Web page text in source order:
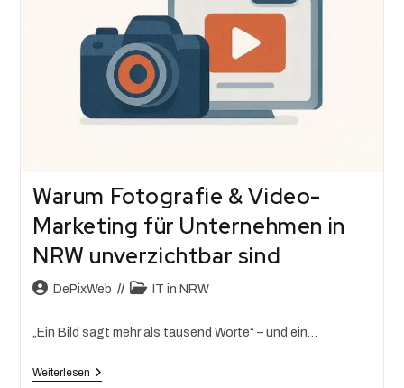
Warum Fotografie & Video-
Marketing für Unternehmen in
NRW unverzichtbar sind
DePixWeb IT in NRW
„Ein Bild sagt mehr als tausend Worte“ – und ein…
Weiterlesen